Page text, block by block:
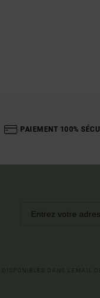
PAIEMENT 100%